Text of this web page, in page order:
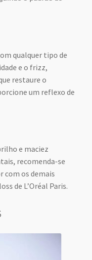
qualquer tipo de
e o frizz,
restaure o
um reflexo de
e maciez
recomenda-se
com os demais
de L’Oréal Paris.